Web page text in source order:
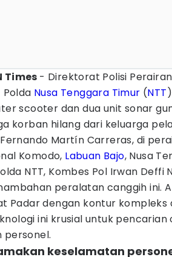
Times - Direktorat Polisi
Nusa Tenggara Timur (NTT
scooter dan dua unit sonar
korban hilang dari keluarga
Fernando Martín Carreras, di
Komodo, Labuan Bajo, Nusa
NTT, Kombes Pol Irwan Deffi
peralatan canggih ini.
Padar dengan kontur kompleks
ini krusial untuk
personel.
keselamatan